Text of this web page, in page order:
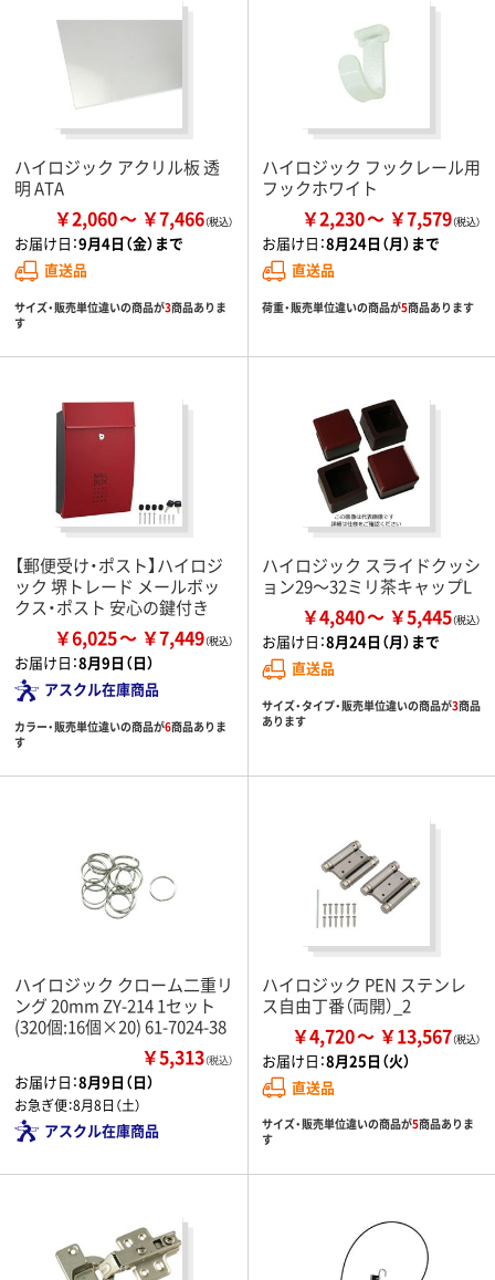
ハイロジック アクリル板 透
明 ATA
￥2,060 ￥7,466
お届け日：9月4日（金）まで
直送品
サイズ・販売単位違いの商品が3商品ありま
す
ハイロジック フックレール用
フックホワイト
￥2,230 ￥7,579
お届け日：8月24日（月）まで
直送品
荷重・販売単位違いの商品が5商品あります
【郵便受け・ポスト】ハイロジ
ック 堺トレード メールボッ
クス・ポスト 安心の鍵付き
￥6,025 ￥7,449
お届け日：8月9日（日）
アスクル在庫商品
カラー・販売単位違いの商品が6商品ありま
す
ハイロジック スライドクッシ
ョン29～32ミリ茶キャップL
￥4,840 ￥5,445
お届け日：8月24日（月）まで
直送品
サイズ・タイプ・販売単位違いの商品が3商品
あります
ハイロジック クローム二重リ
ング 20mm ZY-214 1セット
(320個:16個×20) 61-7024-38
￥5,313（税込）
お届け日：8月9日（日）
お急ぎ便：8月8日（土）
アスクル在庫商品
ハイロジック PEN ステンレ
ス自由丁番（両開）_2
￥4,720 ￥13,567
お届け日：8月25日（火）
直送品
サイズ・販売単位違いの商品が5商品ありま
す